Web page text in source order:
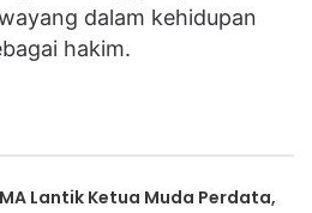
dalam kehidupan
hakim.
Lantik Ketua Muda Perdata,